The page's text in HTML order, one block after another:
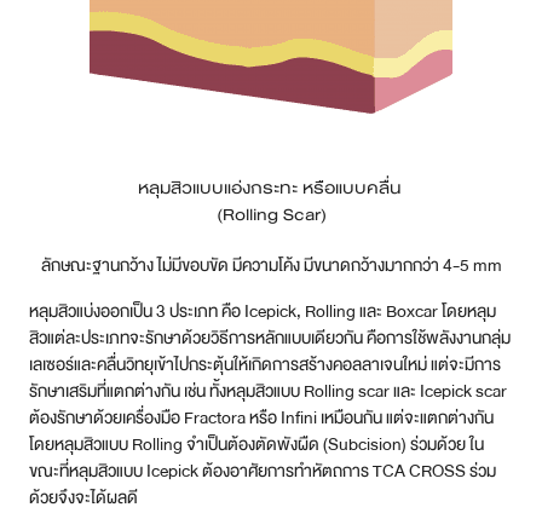
หลุมสิวแบบแอ่งกระทะ หรือแบบคลื่น
(Rolling Scar)
ลักษณะฐานกว้าง ไม่มีขอบขัด มีความโค้ง มีขนาดกว้างมากกว่า 4-5 mm
หลุมสิวแบ่งออกเป็น 3 ประเภท คือ Icepick, Rolling และ Boxcar โดยหลุม
สิวแต่ละประเภทจะรักษาด้วยวิธีการหลักแบบเดียวกัน คือการใช้พลังงานกลุ่ม
เลเซอร์และคลื่นวิทยุเข้าไปกระตุ้นให้เกิดการสร้างคอลลาเจนใหม่ แต่จะมีการ
รักษาเสริมที่แตกต่างกัน เช่น ทั้งหลุมสิวแบบ Rolling scar และ Icepick scar
ต้องรักษาด้วยเครื่องมือ Fractora หรือ Infini เหมือนกัน แต่จะแตกต่างกัน
โดยหลุมสิวแบบ Rolling จำเป็นต้องตัดพังผืด (Subcision) ร่วมด้วย ใน
ขณะที่หลุมสิวแบบ Icepick ต้องอาศัยการทำหัตถการ TCA CROSS ร่วม
ด้วยจึงจะได้ผลดี